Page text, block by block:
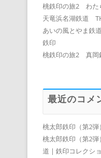
桃鉄印の旅2 わた
天竜浜名湖鉄道
あいの風とやま鉄
鉄印
桃鉄印の旅2 真岡
最近のコメ
桃太郎鉄印（第2
桃太郎鉄印（第2
道 | 鉄印コレクシ